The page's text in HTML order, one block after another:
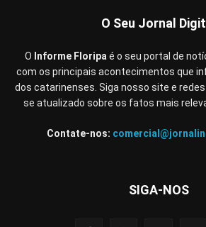
O Seu Jornal
O Informe Floripa é o seu portal de
com os principais acontecimentos que
dos catarinenses. Siga nosso site e
se atualizado sobre os fatos mais
Contate-nos:
SIGA-NOS